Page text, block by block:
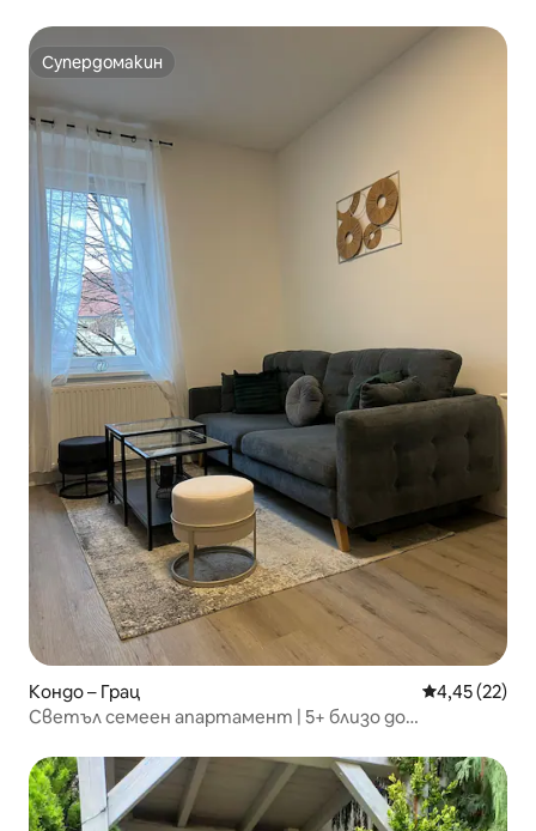
Супердомакин
Супердомакин
Кондо – Грац Средна
4,45 (22)
Светъл семеен апартамент | 5+ близо до